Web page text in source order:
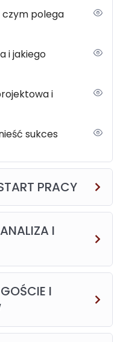
czym polega
i jakiego
i
sukces
PRACY
I
I